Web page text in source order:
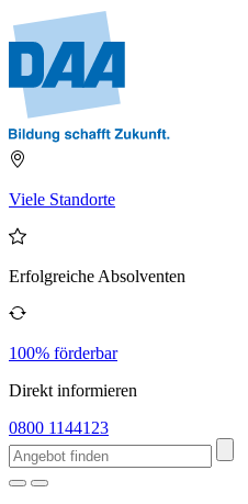
Viele Standorte
Erfolgreiche Absolventen
100% förderbar
Direkt informieren
0800 1144123